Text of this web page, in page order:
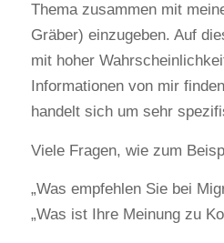
Thema zusammen mit
Gräber) einzugeben. Auf
mit hoher
Informationen von mir
handelt sich um sehr
Viele Fragen, wie zum
„Was empfehlen Sie bei
„Was ist Ihre Meinung zu